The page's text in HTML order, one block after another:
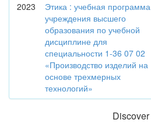
2023
Этика : учебная программа
учреждения высшего
образования по учебной
дисциплине для
специальности 1-36 07 02
«Производство изделий на
основе трехмерных
технологий»
Discover